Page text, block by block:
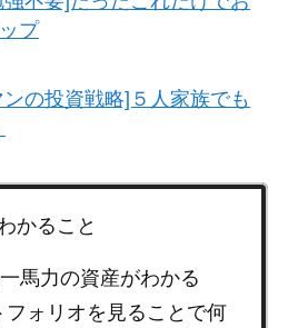
プ
の投資戦略]５人家族でも
かること
馬力の資産がわかる
ォリオを見ることで何